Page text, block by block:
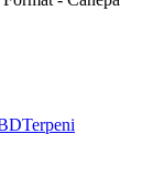
Terpeni